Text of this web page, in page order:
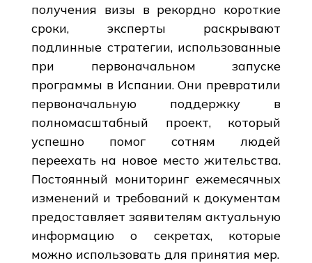
получения визы в рекордно короткие
сроки, эксперты раскрывают
подлинные стратегии, использованные
при первоначальном запуске
программы в Испании. Они превратили
первоначальную поддержку в
полномасштабный проект, который
успешно помог сотням людей
переехать на новое место жительства.
Постоянный мониторинг ежемесячных
изменений и требований к документам
предоставляет заявителям актуальную
информацию о секретах, которые
можно использовать для принятия мер.